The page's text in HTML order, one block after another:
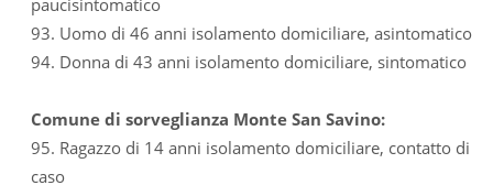
93. Uomo di 46 anni isolamento domiciliare, asintomatico
94. Donna di 43 anni isolamento domiciliare, sintomatico
Comune di sorveglianza Monte San Savino:
95. Ragazzo di 14 anni isolamento domiciliare, contatto di
caso